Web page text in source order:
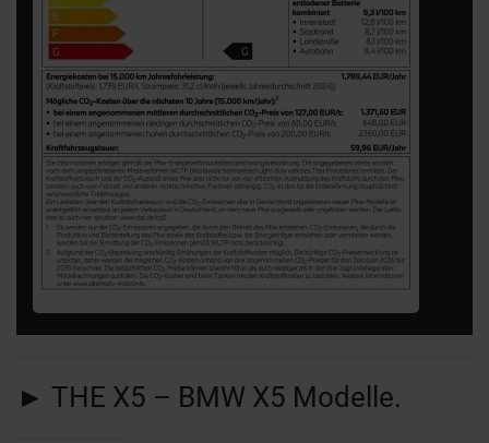
LABEL
► THE X5 – BMW X5 Modelle.